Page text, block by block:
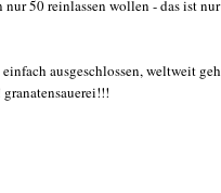
50 reinlassen wollen - das ist nur
ausgeschlossen, weltweit